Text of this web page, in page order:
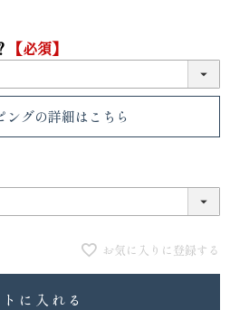
【必須】
ングの詳細はこちら
お気に入りに登録する
に入れる